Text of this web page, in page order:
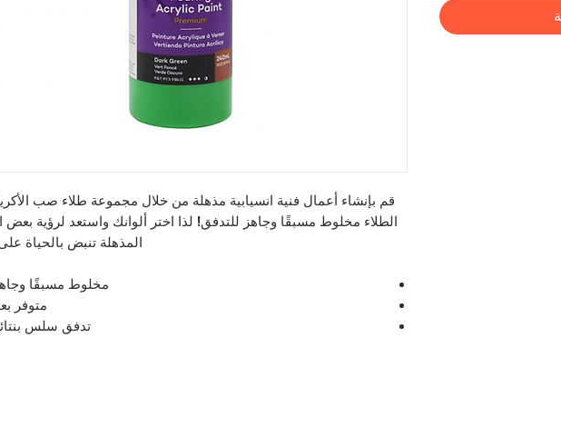
قم بإنشاء أعمال فنية انسيابية مذهلة من خلال مجموعة طلاء صب
الطلاء مخلوط مسبقًا وجاهز للتدفق! لذا اختر ألوانك واستعد لرؤية بعض
المذهلة تنبض بالحياة
مخلوط مسبقًا
متوفر
تدفق سلس